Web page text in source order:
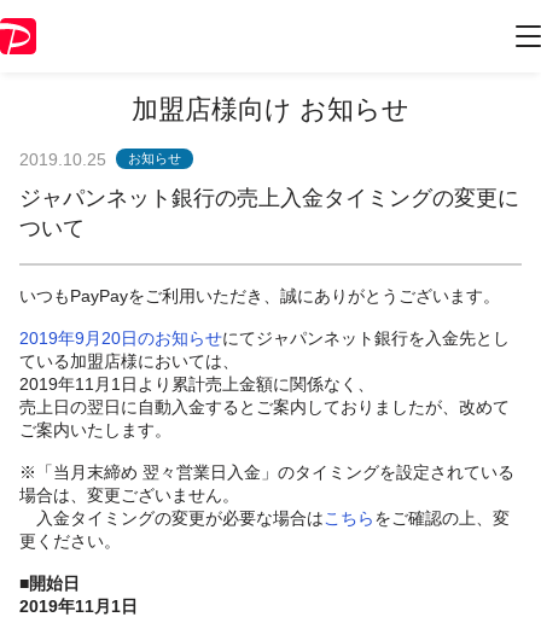
加盟店様向け お知らせ
2019.10.25 お知らせ
ジャパンネット銀行の売上入金タイミングの変更に
ついて
いつもPayPayをご利用いただき、誠にありがとうございます。
2019年9月20日のお知らせにてジャパンネット銀行を入金先とし
ている加盟店様においては、
2019年11月1日より累計売上金額に関係なく、
売上日の翌日に自動入金するとご案内しておりましたが、改めて
ご案内いたします。
※「当月末締め 翌々営業日入金」のタイミングを設定されている
場合は、変更ございません。
入金タイミングの変更が必要な場合はこちらをご確認の上、変
更ください。
■開始日
2019年11月1日